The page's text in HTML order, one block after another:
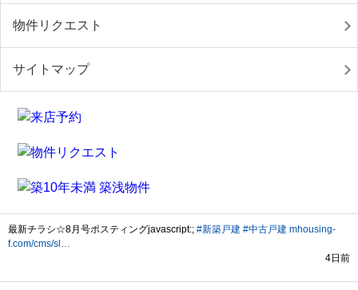
物件リクエスト
サイトマップ